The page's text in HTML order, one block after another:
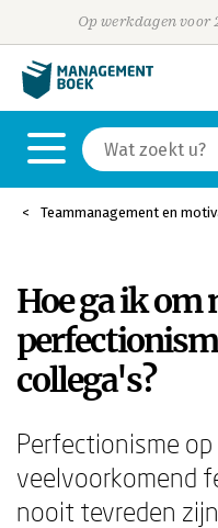
Op werkdagen voor
Teammanagement en
Hoe ga ik om
collega's?
Perfectionisme
veelvoorkomend
nooit tevreden